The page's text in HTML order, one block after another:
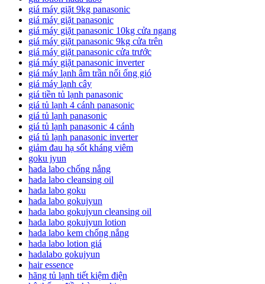
giá máy giặt 9kg panasonic
giá máy giặt panasonic
giá máy giặt panasonic 10kg cửa ngang
giá máy giặt panasonic 9kg cửa trên
giá máy giặt panasonic cửa trước
giá máy giặt panasonic inverter
giá máy lạnh âm trần nối ống gió
giá máy lạnh cây
giá tiền tủ lạnh panasonic
giá tủ lạnh 4 cánh panasonic
giá tủ lạnh panasonic
giá tủ lạnh panasonic 4 cánh
giá tủ lạnh panasonic inverter
giảm đau hạ sốt kháng viêm
goku jyun
hada labo chống nắng
hada labo cleansing oil
hada labo goku
hada labo gokujyun
hada labo gokujyun cleansing oil
hada labo gokujyun lotion
hada labo kem chống nắng
hada labo lotion giá
hadalabo gokujyun
hair essence
hãng tủ lạnh tiết kiệm điện